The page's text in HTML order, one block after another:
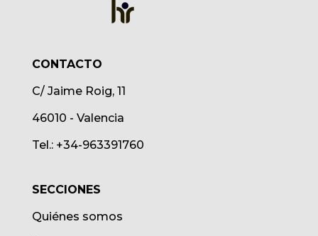
CONTACTO
C/ Jaime Roig, 11
46010 - Valencia
Tel.: +34-963391760
SECCIONES
Quiénes somos